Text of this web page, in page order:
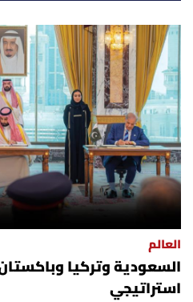
العالم
السعودية وتركيا
استراتيجي